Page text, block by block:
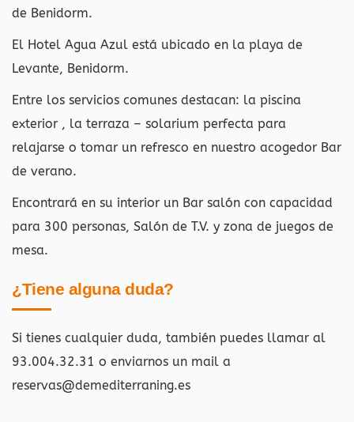
de Benidorm.
El Hotel Agua Azul está ubicado en la playa de
Levante, Benidorm.
Entre los servicios comunes destacan: la piscina
exterior , la terraza – solarium perfecta para
relajarse o tomar un refresco en nuestro acogedor Bar
de verano.
Encontrará en su interior un Bar salón con capacidad
para 300 personas, Salón de T.V. y zona de juegos de
mesa.
¿Tiene alguna duda?
Si tienes cualquier duda, también puedes llamar al
93.004.32.31 o enviarnos un mail a
reservas@demediterraning.es